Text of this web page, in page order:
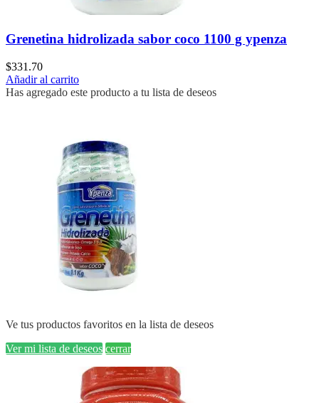
Grenetina hidrolizada sabor coco 1100 g ypenza
$331.70
Añadir al carrito
Has agregado este producto a tu lista de deseos
Ve tus productos favoritos en la lista de deseos
Ver mi lista de deseos cerrar